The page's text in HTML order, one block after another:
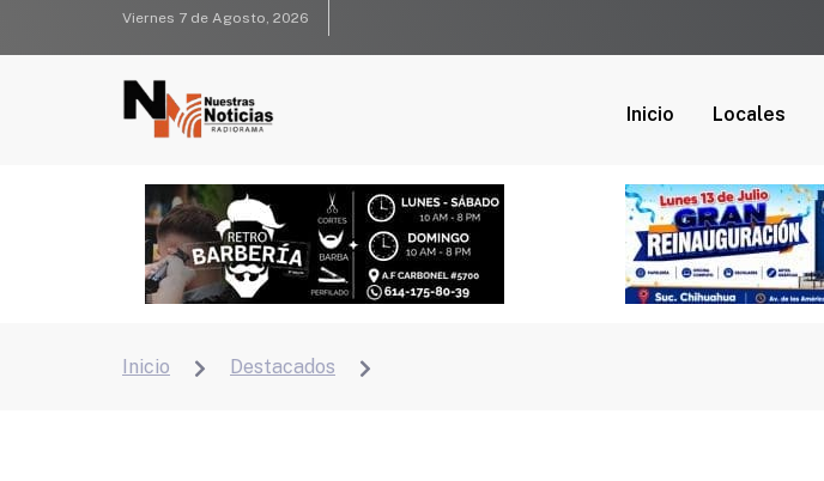
Viernes 7 de Agosto, 2026
Inicio Locales
Inicio  Destacados 